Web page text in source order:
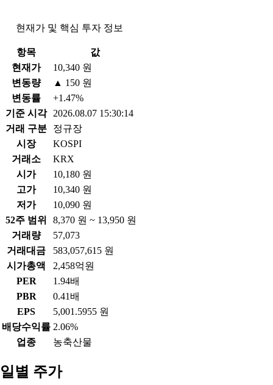
현재가 및 핵심 투자 정보
항목
값
현재가
10,340 원
변동량
▲ 150 원
변동률
+1.47%
기준 시각
2026.08.07 15:30:14
거래 구분
정규장
시장
KOSPI
거래소
KRX
시가
10,180 원
고가
10,340 원
저가
10,090 원
52주 범위
8,370 원 ~ 13,950 원
거래량
57,073
거래대금
583,057,615 원
시가총액
2,458억원
PER
1.94배
PBR
0.41배
EPS
5,001.5955 원
배당수익률 2.06%
업종
농축산물
일별 주가